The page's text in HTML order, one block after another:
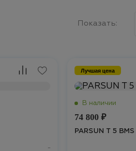
Показать:
Лучшая цена
74 800 ₽
PARSUN T 5 BMS